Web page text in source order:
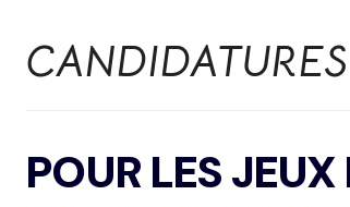
CANDIDATURES
POUR LES